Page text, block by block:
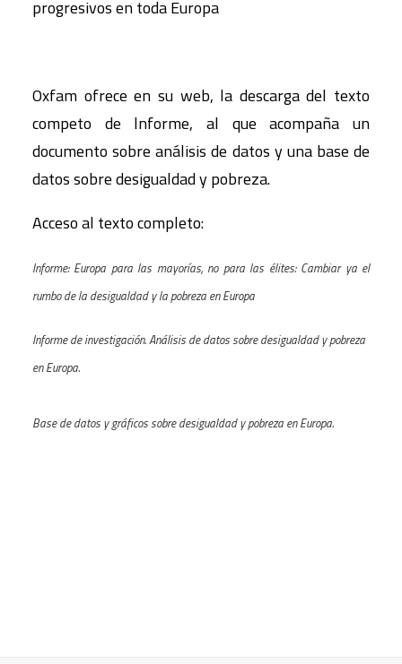
progresivos en toda Europa
Oxfam ofrece en su web, la descarga del texto
competo de lnforme, al que acompaña un
documento sobre análisis de datos y una base de
datos sobre desigualdad y pobreza.
Acceso al texto completo:
Informe: Europa para las mayorías, no para las élites: Cambiar ya el
rumbo de la desigualdad y la pobreza en Europa
Informe de investigación. Análisis de datos sobre desigualdad y pobreza
en Europa.
Base de datos y gráficos sobre desigualdad y pobreza en Europa.